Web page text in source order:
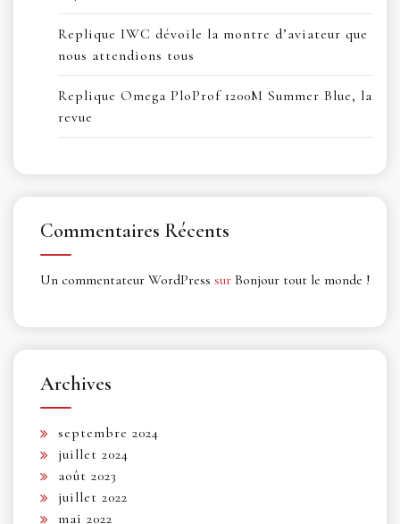
Replique IWC dévoile la montre d’aviateur que
nous attendions tous
Replique Omega PloProf 1200M Summer Blue, la
revue
Commentaires Récents
Un commentateur WordPress sur Bonjour tout le monde !
Archives
septembre 2024
juillet 2024
août 2023
juillet 2022
mai 2022